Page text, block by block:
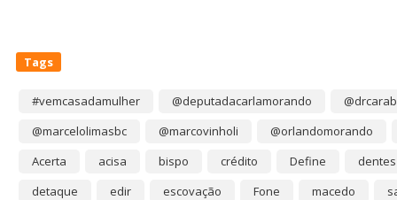
Tags
#vemcasadamulher @deputadacarlamorando
@marcelolimasbc
@marcovinholi
@orlandomorando
Acerta
acisa bispo crédito Define
dentes
detaque
edir escovação Fone macedo